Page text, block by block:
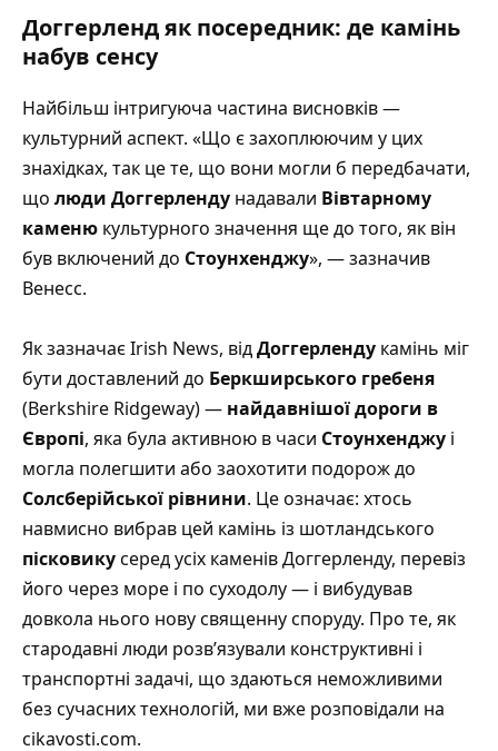
Доггерленд як посередник: де камінь
набув сенсу
Найбільш інтригуюча частина висновків —
культурний аспект. «Що є захоплюючим у цих
знахідках, так це те, що вони могли б передбачати,
що люди Доггерленду надавали Вівтарному
каменю культурного значення ще до того, як він
був включений до Стоунхенджу», — зазначив
Венесс.
Як зазначає Irish News, відДоггерленду камінь міг
бути доставлений до Беркширського гребеня
(Berkshire Ridgeway) — найдавнішої дороги в
Європі, яка була активною в часи Стоунхенджу і
могла полегшити або заохотити подорож до
Солсберійської рівнини. Це означає: хтось
навмисно вибрав цей камінь із шотландського
пісковикусеред усіх каменів Доггерленду, перевіз
його через море і по суходолу — і вибудував
довкола нього нову священну споруду. Про те, як
стародавні люди розв’язували конструктивні і
транспортні задачі, що здаються неможливими
без сучасних технологій, ми вже розповідали на
cikavosti.com.